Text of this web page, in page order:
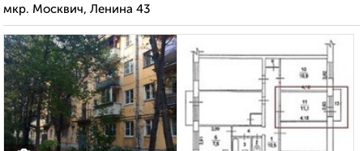
мкр. Москвич, Ленина 43